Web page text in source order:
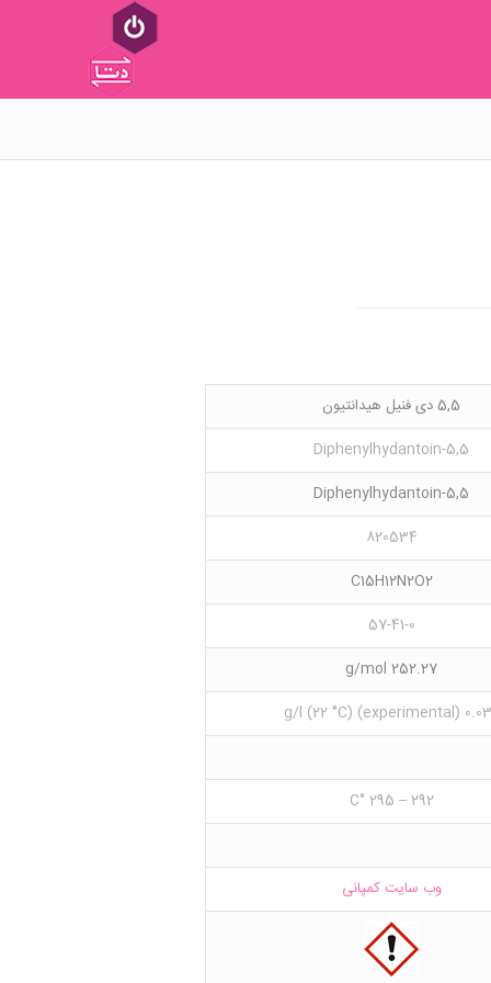
5,5 دی فنیل هیدانتیون
5,5-Diphenylhydantoin
5,5-Diphenylhydantoin
820534
C15H12N2O2
57-41-0
252.27 g/mol
0.032 g/l (22 °C)
292 – 295 °C
وب سایت کمپانی